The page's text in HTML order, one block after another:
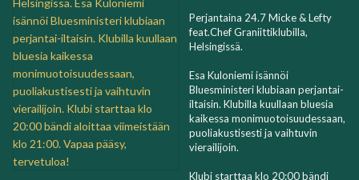
Perjantaina 24.7 Micke & Lefty
feat.Chef Graniittiklubilla,
Helsingissä.
Esa Kuloniemi isännöi
Bluesministeri klubiaan perjantai-
iltaisin. Klubilla kuullaan bluesia
kaikessa monimuotoisuudessaan,
puoliakustisesti ja vaihtuvin
vierailijoin.
Klubi starttaa klo 20:00 bändi